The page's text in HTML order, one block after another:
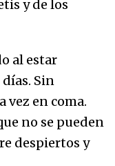
y de los
al estar
Sin
vez en coma.
no se pueden
despiertos y